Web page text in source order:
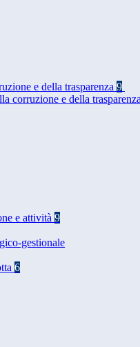
e della trasparenza 9
corruzione e della
e attività 9
gestionale
6